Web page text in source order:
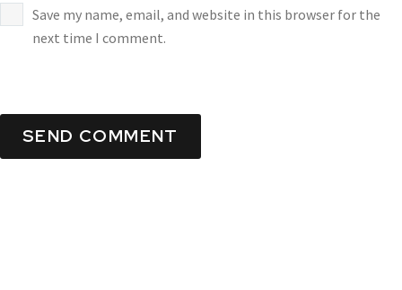
Save my name, email, and website in this browser for the
next time I comment.
SEND COMMENT